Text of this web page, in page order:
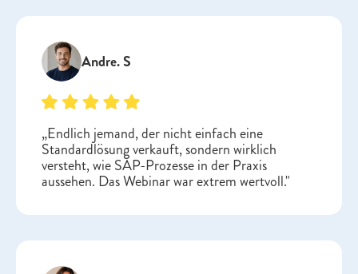
Andre. S
„Endlich jemand, der nicht einfach eine
Standardlösung verkauft, sondern wirklich
versteht, wie SAP-Prozesse in der Praxis
aussehen. Das Webinar war extrem wertvoll."